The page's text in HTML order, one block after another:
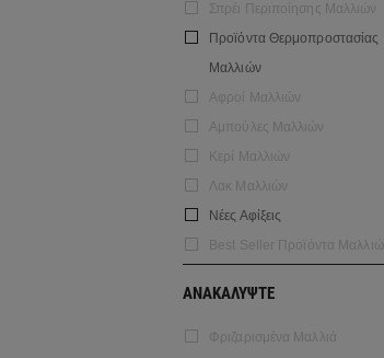
Σπρέι Περιποίησης Μαλλιών
Προϊόντα Θερμοπροστασίας
Μαλλιών
Αφροί Μαλλιών
Αμπούλες Μαλλιών
Κερί Μαλλιών
Λακ Μαλλιών
Νέες Αφίξεις
Best Seller Προϊόντα Μαλλιών
ΑΝΑΚΑΛΥΨΤΕ
Φριζαρισμένα Μαλλιά